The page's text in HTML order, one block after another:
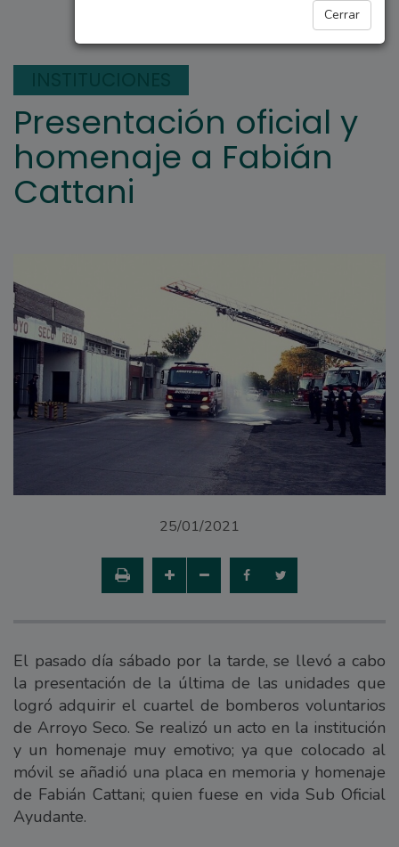
Cerrar
Presentación oficial y
homenaje a Fabián
Cattani
25/01/2021
El pasado día sábado por la tarde, se llevó a cabo
la presentación de la última de las unidades que
logró adquirir el cuartel de bomberos voluntarios
de Arroyo Seco. Se realizó un acto en la institución
y un homenaje muy emotivo; ya que colocado al
móvil se añadió una placa en memoria y homenaje
de Fabián Cattani; quien fuese en vida Sub Oficial
Ayudante.